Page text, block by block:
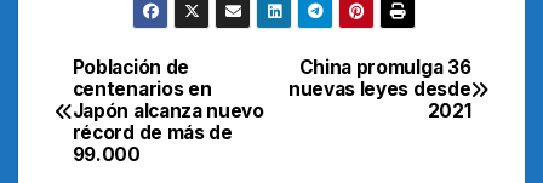
Navegación
de
China promulga 36
nuevas leyes desde
2021
Población de
centenarios en
Japón alcanza nuevo
récord de más de
99.000